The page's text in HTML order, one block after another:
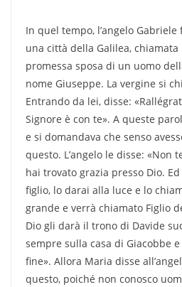
In quel tempo, l’angelo
una città della Galilea,
promessa sposa di un uomo
nome Giuseppe. La vergine si
Entrando da lei, disse:
Signore è con te». A queste
e si domandava che senso
questo. L’angelo le disse: «Non
hai trovato grazia presso Dio.
figlio, lo darai alla luce e lo
grande e verrà chiamato Figlio
Dio gli darà il trono di Davide
sempre sulla casa di Giacobbe
fine». Allora Maria disse
questo, poiché non conosco